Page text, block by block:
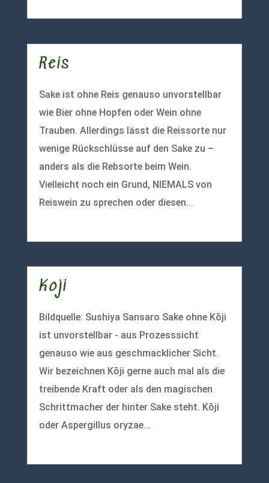
Reis
Sake ist ohne Reis genauso unvorstellbar
wie Bier ohne Hopfen oder Wein ohne
Trauben. Allerdings lässt die Reissorte nur
wenige Rückschlüsse auf den Sake zu –
anders als die Rebsorte beim Wein.
Vielleicht noch ein Grund, NIEMALS von
Reiswein zu sprechen oder diesen...
Koji
Bildquelle: Sushiya Sansaro Sake ohne Kōji
ist unvorstellbar - aus Prozesssicht
genauso wie aus geschmacklicher Sicht.
Wir bezeichnen Kōji gerne auch mal als die
treibende Kraft oder als den magischen
Schrittmacher der hinter Sake steht. Kōji
oder Aspergillus oryzae...